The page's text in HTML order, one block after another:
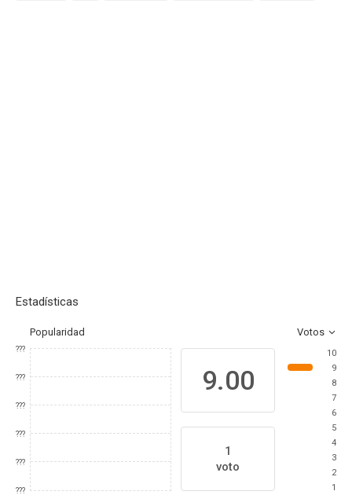
Estadísticas
Popularidad Votos
???
???
???
???
???
???
9.00
1
voto
10
9
8
7
6
5
4
3
2
1